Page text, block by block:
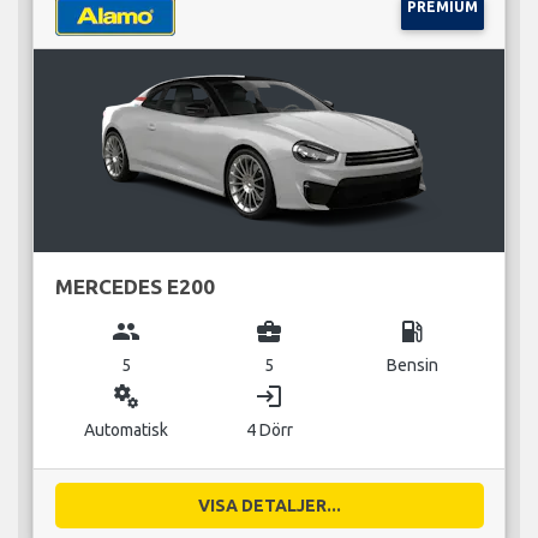
PREMIUM
MERCEDES E200
group
5
business_center
5
local_gas_station
Bensin
miscellaneous_services
Automatisk
login
4 Dörr
VISA DETALJER...